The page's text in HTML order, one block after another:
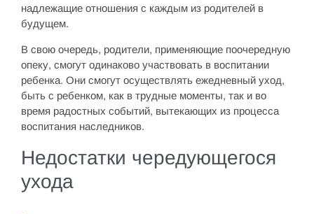
надлежащие отношения с каждым из родителей в
будущем.
В свою очередь, родители, применяющие поочередную
опеку, смогут одинаково участвовать в воспитании
ребенка. Они смогут осуществлять ежедневный уход,
быть с ребенком, как в трудные моменты, так и во
время радостных событий, вытекающих из процесса
воспитания наследников.
Недостатки чередующегося
ухода